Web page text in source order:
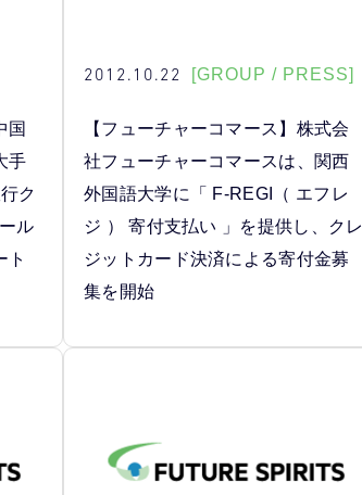
国
手
ク
ル
ト
2012.10.22 [GROUP / PRESS]
【フューチャーコマース】株式会
社フューチャーコマースは、関西
外国語大学に「 F-REGI（ エフレ
ジ ） 寄付支払い 」を提供し、クレ
ジットカード決済による寄付金募
集を開始